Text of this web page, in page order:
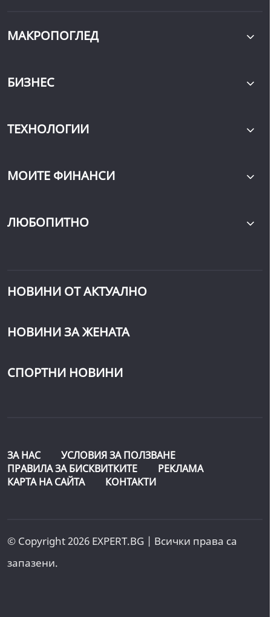
МАКРОПОГЛЕД
БИЗНЕС
ТЕХНОЛОГИИ
МОИТЕ ФИНАНСИ
ЛЮБОПИТНО
НОВИНИ ОТ АКТУАЛНО
НОВИНИ ЗА ЖЕНАТА
СПОРТНИ НОВИНИ
ЗА НАС
УСЛОВИЯ ЗА ПОЛЗВАНЕ
ПРАВИЛА ЗА БИСКВИТКИТЕ
РЕКЛАМА
КАРТА НА САЙТА
КОНТАКТИ
© Copyright 2026 EXPERT.BG | Всички права са
запазени.